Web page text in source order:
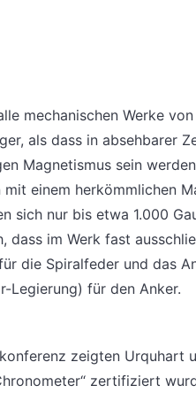
mechanischen Werke
als dass in absehbarer
Magnetismus sein
mit einem herkömmlichen
sich nur bis etwa 1.000
dass im Werk fast
die Spiralfeder und das
Legierung) für den Anker.
zeigten
zertifiziert